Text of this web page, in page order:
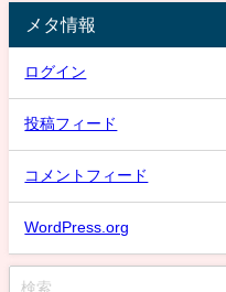
メタ情報
ログイン
投稿フィード
コメントフィード
WordPress.org